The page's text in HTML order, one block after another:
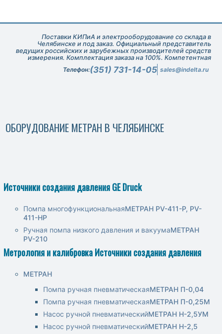
Поставки КИПиА и электрооборудование со склада в
Челябинске и под заказ. Официальный представитель
ведущих российских и зарубежных производителей средств
измерения. Комплектация заказа на 100%. Компетентная
техническая поддержка при подборе оборудования.
Телефон:(351) 731-14-05 sales@indelta.ru
ОБОРУДОВАНИЕ МЕТРАН В ЧЕЛЯБИНСКЕ
Источники создания давления GE Druck
Помпа многофункциональнаяМЕТРАН PV-411-Р, PV-
411-НР
Ручная помпа низкого давления и вакуумаМЕТРАН
PV-210
Метрология и калибровка Источники создания давления
МЕТРАН
Помпа ручная пневматическаяМЕТРАН П-0,04
Помпа ручная пневматическаяМЕТРАН П-0,25М
Насос ручной пневматическийМЕТРАН Н-2,5УМ
Насос ручной пневматическийМЕТРАН Н-2,5